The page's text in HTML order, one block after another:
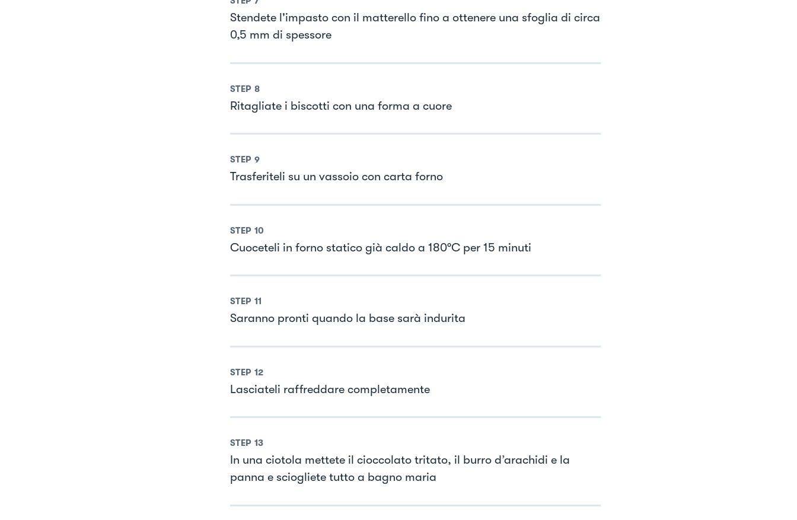
Stendete l'impasto con il matterello fino a ottenere una sfoglia di circa
0,5 mm di spessore
STEP 8
Ritagliate i biscotti con una forma a cuore
STEP 9
Trasferiteli su un vassoio con carta forno
STEP 10
Cuoceteli in forno statico già caldo a 180°C per 15 minuti
STEP 11
Saranno pronti quando la base sarà indurita
STEP 12
Lasciateli raffreddare completamente
STEP 13
In una ciotola mettete il cioccolato tritato, il burro d’arachidi e la
panna e sciogliete tutto a bagno maria